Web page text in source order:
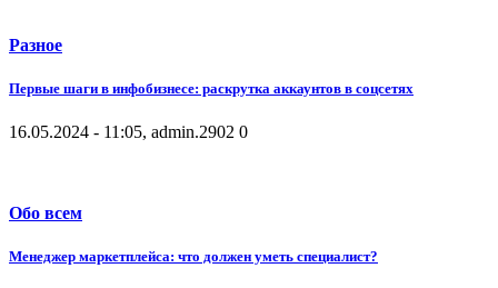
Разное
Первые шаги в инфобизнесе: раскрутка аккаунтов в соцсетях
16.05.2024 - 11:05, admin.2902 0
Обо всем
Менеджер маркетплейса: что должен уметь специалист?